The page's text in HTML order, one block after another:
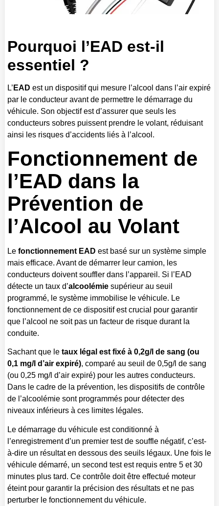
Pourquoi l’EAD est-il
essentiel ?
L’ EAD est un dispositif qui mesure l’alcool dans l’air expiré
par le conducteur avant de permettre le démarrage du
véhicule. Son objectif est d’assurer que seuls les
conducteurs sobres puissent prendre le volant, réduisant
ainsi les risques d’accidents liés à l’alcool.
Fonctionnement de
l’EAD dans la
Prévention de
l’Alcool au Volant
Le fonctionnement EAD est basé sur un système simple
mais efficace. Avant de démarrer leur camion, les
conducteurs doivent souffler dans l’appareil. Si l’EAD
détecte un taux d’alcoolémie supérieur au seuil
programmé, le système immobilise le véhicule. Le
fonctionnement de ce dispositif est crucial pour garantir
que l’alcool ne soit pas un facteur de risque durant la
conduite.
Sachant que le taux légal est fixé à 0,2g/l de sang (ou
0,1 mg/l d’air expiré), comparé au seuil de 0,5g/l de sang
(ou 0,25 mg/l d’air expiré) pour les autres conducteurs.
Dans le cadre de la prévention, les dispositifs de contrôle
de l’alcoolémie sont programmés pour détecter des
niveaux inférieurs à ces limites légales.
Le démarrage du véhicule est conditionné à
l’enregistrement d’un premier test de souffle négatif, c’est-
à-dire un résultat en dessous des seuils légaux. Une fois le
véhicule démarré, un second test est requis entre 5 et 30
minutes plus tard. Ce contrôle doit être effectué moteur
éteint pour garantir la précision des résultats et ne pas
perturber le fonctionnement du véhicule.